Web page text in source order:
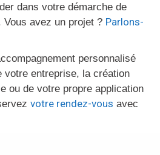
dans votre démarche de
avez un projet ? Parlons-
personnalisé
votre entreprise, la création
ou de votre propre application
votre rendez-vous avec